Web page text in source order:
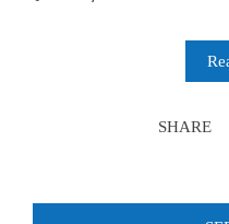
SHARE